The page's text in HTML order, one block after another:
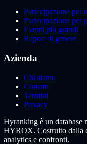
Partecipazione per
Partecipazione per
Eventi più grandi
Report di genere
Azienda
Chi siamo
Contatti
Termini
Privacy
Hyranking è un database
HYROX. Costruito dalla
analytics e confronti.